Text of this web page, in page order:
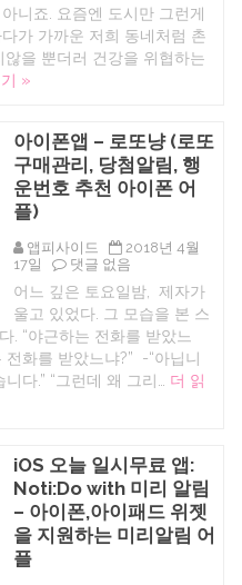
예
보
무
료
추
천
에
의
앱:
띠
링
동
네
전
염
병,
지
수,
세
먼
지
실
시
간
이
패
드
무
료
어
니죠. 요즘엔 도시만 그런게
가 가까운 저희 동네처럼 촌
을 뿐더러 건강을 위협하는
»
아이폰앱 – 로또냥 (로또
구매관리, 당첨알림, 행
운번호 추천 아이폰 어
플)
앱피사이드
2018년 4월
17일
아
폰
앱
–
로
또
냥
관
리,
당
첨
알
림,
댓글 없음
어느 깊은 토요일밤, 제자가
울고 있었다. 그 모습을 본 스
. “야근하는 전화를 받았느
전화를 받았느냐?” -“아닙니
다.” “그런데 왜 그리… 더 읽
iOS 오늘 일시무료 앱:
Noti:Do with 미리 알림
– 아이폰,아이패드 위젯
을 지원하는 미리알림 어
플